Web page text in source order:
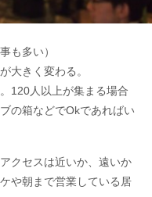
も多い）
大きく変わる。
120人以上が集まる場合
の箱などでOkであればい
クセスは近いか、遠いか
や朝まで営業している居